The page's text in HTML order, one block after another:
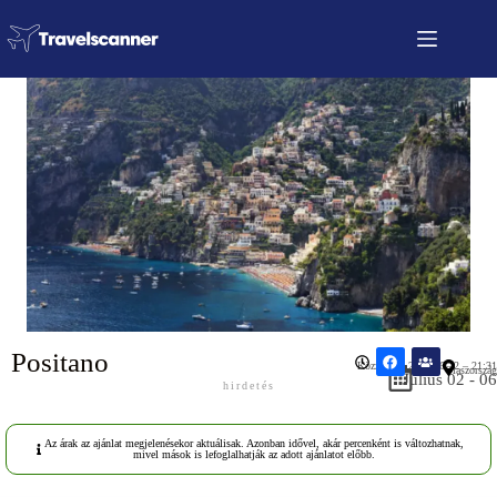
Július 02 - 06
Közzétéve: 2026.06.22 – 21:31
Olaszország
Positano
hirdetés
Az árak az ajánlat megjelenésekor aktuálisak. Azonban idővel, akár percenként is változhatnak,
mivel mások is lefoglalhatják az adott ajánlatot előbb.